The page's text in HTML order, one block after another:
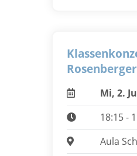
Rosenberger
Mi, 2.
18:15 -
Aula